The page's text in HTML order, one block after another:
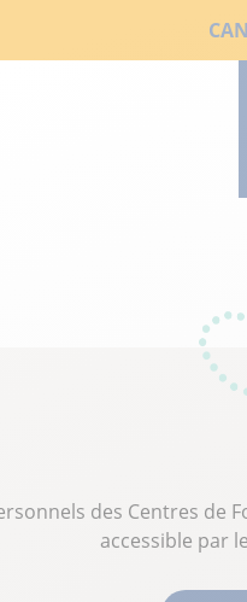
Liens
des Centres de
accessible par